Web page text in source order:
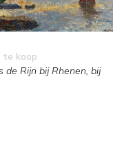
te koop
de Rijn bij Rhenen, bij